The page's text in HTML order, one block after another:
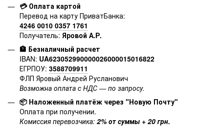
💳 Оплата картой
Перевод на карту ПриватБанка:
4246 0010 0357 1761
Получатель: Яровой А.Р.
🏦 Безналичный расчет
IBAN: UA623052990000026000015016822
ЕГРПОУ: 3588709911
ФЛП Яровый Андрей Русланович
Возможна оплата с НДС — по запросу.
📦 Наложенный платёж через "Новую Почту"
Оплата при получении.
Комиссия перевозчика: 2% от суммы + 20 грн.